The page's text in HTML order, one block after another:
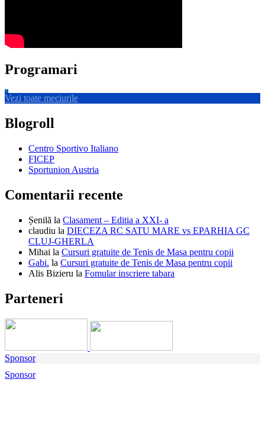
Programari
Vezi toate meciurile
Blogroll
Centro Sportivo Italiano
FICEP
Sportunion Austria
Comentarii recente
Șenilă la Clasament – Editia a XXI- a
claudiu la DIECEZA RC SATU MARE vs EPARHIA GC
CLUJ-GHERLA
Mihai la Cursuri gratuite de Tenis de Masa pentru copii
Gabi. la Cursuri gratuite de Tenis de Masa pentru copii
Alis Bizieru la Fomular inscriere tabara
Parteneri
Sponsor
Sponsor